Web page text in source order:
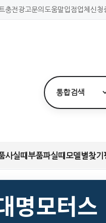
충전 광고문의 도움말입점업체신청
사실때 부품파실때 모델별찾기
명모터스